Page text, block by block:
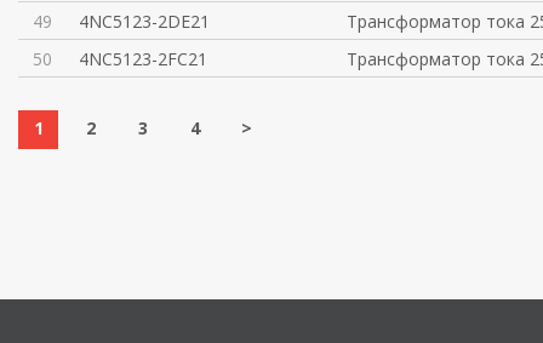
49
4NC5123-2DE21
Трансформатор тока
50
4NC5123-2FC21 Трансформатор тока
1 2 3 4 >